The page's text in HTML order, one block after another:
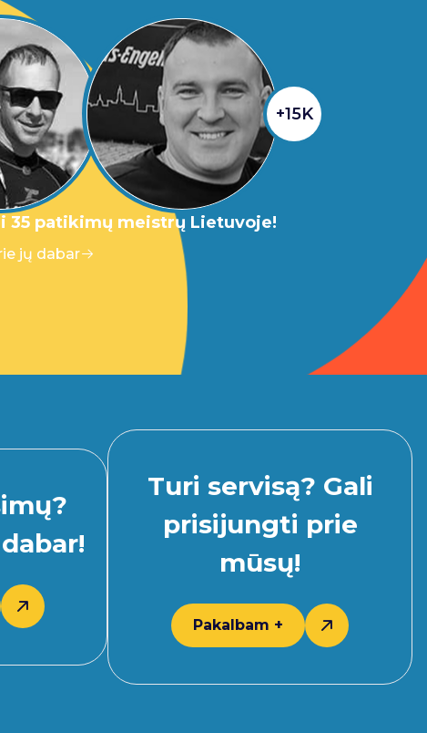
+15K
35 patikimų meistrų Lietuvoje!
jų dabar
Turi servisą? Gali
prisijungti prie
mūsų!
Pakalbam +